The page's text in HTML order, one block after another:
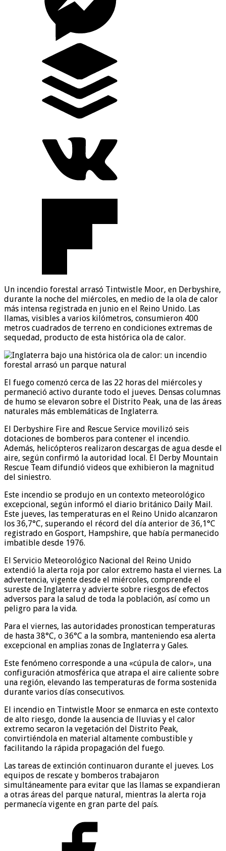
Un incendio forestal arrasó Tintwistle Moor, en Derbyshire,
durante la noche del miércoles, en medio de la ola de calor
más intensa registrada en junio en el Reino Unido. Las
llamas, visibles a varios kilómetros, consumieron 400
metros cuadrados de terreno en condiciones extremas de
sequedad, producto de esta histórica ola de calor.
El fuego comenzó cerca de las 22 horas del miércoles y
permaneció activo durante todo el jueves. Densas columnas
de humo se elevaron sobre el Distrito Peak, una de las áreas
naturales más emblemáticas de Inglaterra.
El Derbyshire Fire and Rescue Service movilizó seis
dotaciones de bomberos para contener el incendio.
Además, helicópteros realizaron descargas de agua desde el
aire, según confirmó la autoridad local. El Derby Mountain
Rescue Team difundió videos que exhibieron la magnitud
del siniestro.
Este incendio se produjo en un contexto meteorológico
excepcional, según informó el diario británico Daily Mail.
Este jueves, las temperaturas en el Reino Unido alcanzaron
los 36,7°C, superando el récord del día anterior de 36,1°C
registrado en Gosport, Hampshire, que había permanecido
imbatible desde 1976.
El Servicio Meteorológico Nacional del Reino Unido
extendió la alerta roja por calor extremo hasta el viernes. La
advertencia, vigente desde el miércoles, comprende el
sureste de Inglaterra y advierte sobre riesgos de efectos
adversos para la salud de toda la población, así como un
peligro para la vida.
Para el viernes, las autoridades pronostican temperaturas
de hasta 38°C, o 36°C a la sombra, manteniendo esa alerta
excepcional en amplias zonas de Inglaterra y Gales.
Este fenómeno corresponde a una «cúpula de calor», una
configuración atmosférica que atrapa el aire caliente sobre
una región, elevando las temperaturas de forma sostenida
durante varios días consecutivos.
El incendio en Tintwistle Moor se enmarca en este contexto
de alto riesgo, donde la ausencia de lluvias y el calor
extremo secaron la vegetación del Distrito Peak,
convirtiéndola en material altamente combustible y
facilitando la rápida propagación del fuego.
Las tareas de extinción continuaron durante el jueves. Los
equipos de rescate y bomberos trabajaron
simultáneamente para evitar que las llamas se expandieran
a otras áreas del parque natural, mientras la alerta roja
permanecía vigente en gran parte del país.